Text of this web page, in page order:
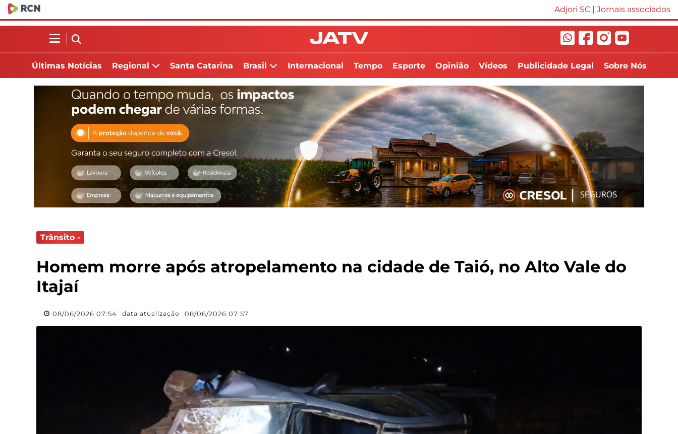
Adjori SC | Jornais associados
Últimas Notícias Regional Santa Catarina Brasil Internacional Tempo Esporte Opinião Vídeos Publicidade Legal Sobre Nós
Trânsito -
Homem morre após atropelamento na cidade de Taió, no Alto Vale do
Itajaí
08/06/2026 07:54 data atualização 08/06/2026 07:57